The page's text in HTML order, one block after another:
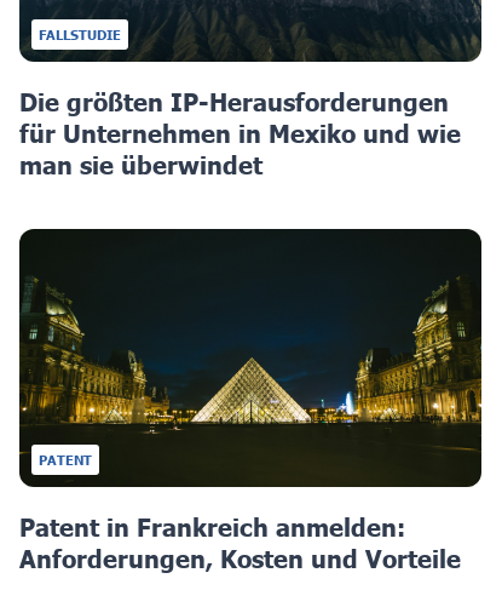
FALLSTUDIE
Die größten IP-Herausforderungen
für Unternehmen in Mexiko und wie
man sie überwindet
PATENT
Patent in Frankreich anmelden:
Anforderungen, Kosten und Vorteile